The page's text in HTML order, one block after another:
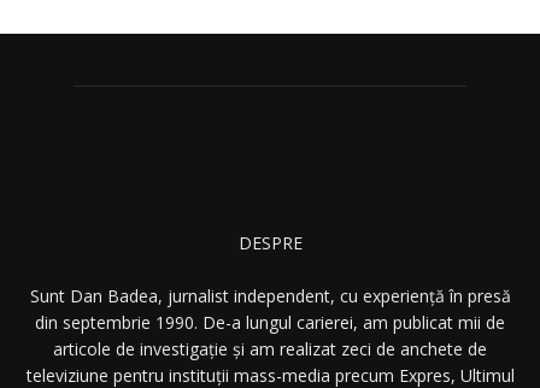
DESPRE
Sunt Dan Badea, jurnalist independent, cu experiență în presă
din septembrie 1990. De-a lungul carierei, am publicat mii de
articole de investigație și am realizat zeci de anchete de
televiziune pentru instituții mass-media precum Expres, Ultimul